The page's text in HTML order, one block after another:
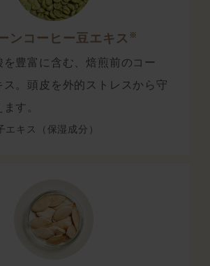
ンコーヒー豆エキス ※
を豊富に含む、焙煎前のコー
ス。頭皮を外的ストレスから守
す。
キス（保湿成分）